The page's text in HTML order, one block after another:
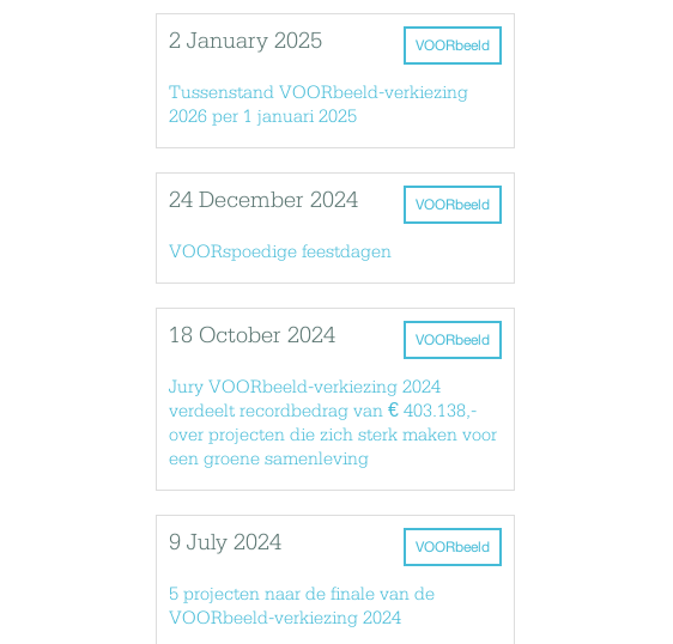
VOORbeeld
2 January 2025
Tussenstand VOORbeeld-verkiezing
2026 per 1 januari 2025
VOORbeeld
24 December 2024
VOORspoedige feestdagen
VOORbeeld
18 October 2024
Jury VOORbeeld-verkiezing 2024
verdeelt recordbedrag van € 403.138,-
over projecten die zich sterk maken voor
een groene samenleving
VOORbeeld
9 July 2024
5 projecten naar de finale van de
VOORbeeld-verkiezing 2024